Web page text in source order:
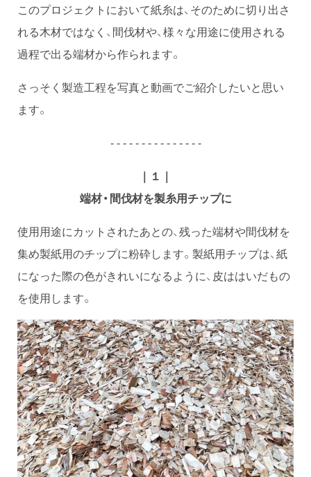
このプロジェクトにおいて紙糸は、そのために切り出さ
れる木材ではなく、間伐材や、様々な用途に使用される
過程で出る端材から作られます。
さっそく製造工程を写真と動画でご紹介したいと思い
ます。
- - - - - - - - - - - - - - -
｜１｜
端材・間伐材を製糸用チップに
使用用途にカットされたあとの、残った端材や間伐材を
集め製紙用のチップに粉砕します。製紙用チップは、紙
になった際の色がきれいになるように、皮ははいだもの
を使用します。